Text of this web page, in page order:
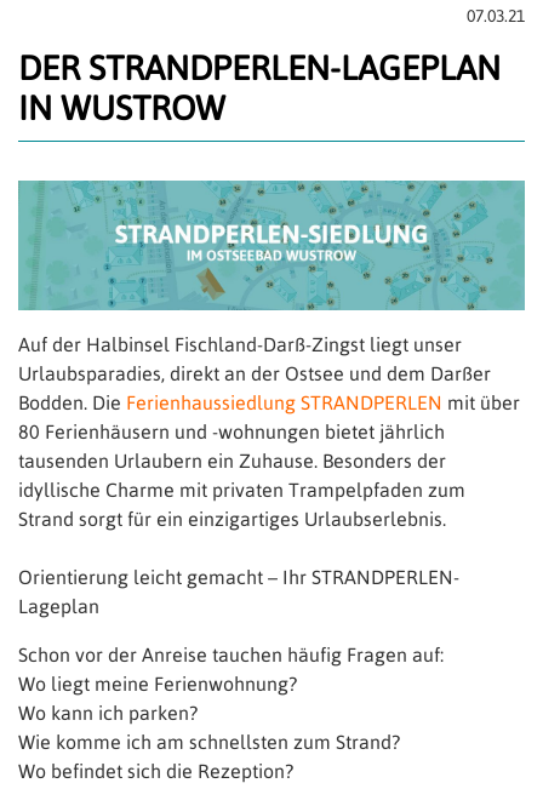
07.03.21
DER STRANDPERLEN-LAGEPLAN
IN WUSTROW
Auf der Halbinsel Fischland-Darß-Zingst liegt unser
Urlaubsparadies, direkt an der Ostsee und dem Darßer
Bodden. Die Ferienhaussiedlung STRANDPERLEN mit über
80 Ferienhäusern und -wohnungen bietet jährlich
tausenden Urlaubern ein Zuhause. Besonders der
idyllische Charme mit privaten Trampelpfaden zum
Strand sorgt für ein einzigartiges Urlaubserlebnis.
Orientierung leicht gemacht – Ihr STRANDPERLEN-
Lageplan
Schon vor der Anreise tauchen häufig Fragen auf:
Wo liegt meine Ferienwohnung?
Wo kann ich parken?
Wie komme ich am schnellsten zum Strand?
Wo befindet sich die Rezeption?